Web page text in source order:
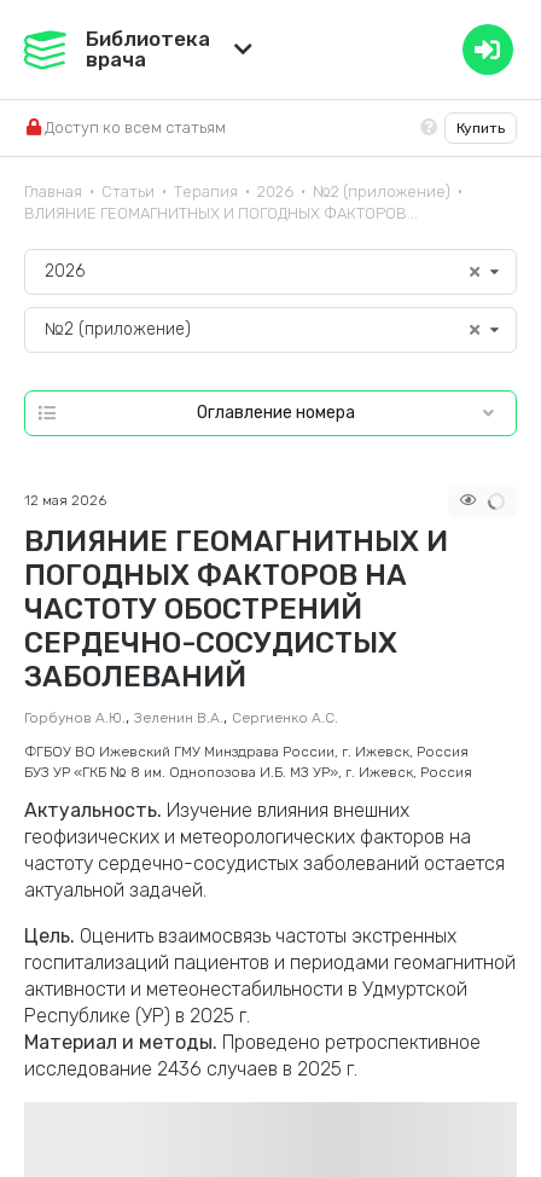
Медвестник
Справочник ЛС
Библиотека
врача
Доступ ко всем статьям Купить
Главная • Статьи • Терапия • 2026 • №2 (приложение) •
ВЛИЯНИЕ ГЕОМАГНИТНЫХ И ПОГОДНЫХ ФАКТОРОВ...
2026
№2 (приложение)
Оглавление номера
ВЛИЯНИЕ ГЕОМАГНИТНЫХ И
ПОГОДНЫХ ФАКТОРОВ НА
ЧАСТОТУ ОБОСТРЕНИЙ
СЕРДЕЧНО-СОСУДИСТЫХ
ЗАБОЛЕВАНИЙ
12 мая 2026
ФГБОУ ВО Ижевский ГМУ Минздрава России, г. Ижевск, Россия
БУЗ УР «ГКБ № 8 им. Однопозова И.Б. МЗ УР», г. Ижевск, Россия
Актуальность. Изучение влияния внешних
геофизических и метеорологических факторов на
частоту сердечно-сосудистых заболеваний остается
актуальной задачей.
Цель. Оценить взаимосвязь частоты экстренных
госпитализаций пациентов и периодами геомагнитной
активности и метеонестабильности в Удмуртской
Республике (УР) в 2025 г.
Материал и методы. Проведено ретроспективное
исследование 2436 случаев в 2025 г.
Горбунов А.Ю., Зеленин В.А., Сергиенко А.С.